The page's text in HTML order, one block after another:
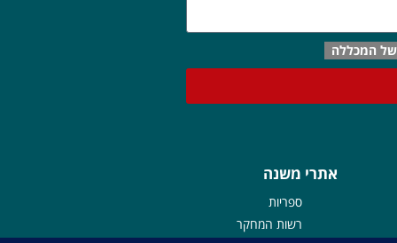
של המכללה
אתרי משנה
ספריות
רשות המחקר